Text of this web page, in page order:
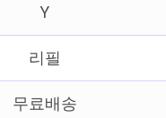
Y
리필
무료배송